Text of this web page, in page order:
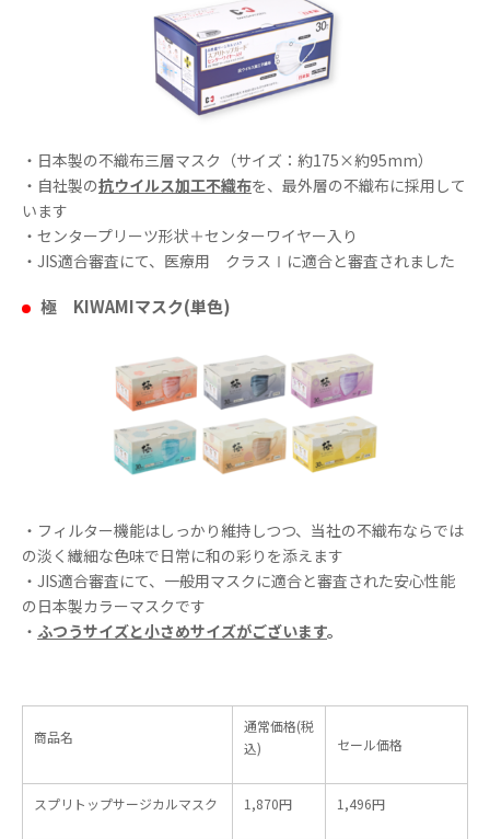
・日本製の不織布三層マスク（サイズ：約175×約95mm）
・自社製の抗ウイルス加工不織布を、最外層の不織布に採用して
います
・センタープリーツ形状＋センターワイヤー入り
・JIS適合審査にて、医療用 クラスⅠに適合と審査されました
極 KIWAMIマスク(単色)
・フィルター機能はしっかり維持しつつ、当社の不織布ならでは
の淡く繊細な色味で日常に和の彩りを添えます
・JIS適合審査にて、一般用マスクに適合と審査された安心性能
の日本製カラーマスクです
・ ふつうサイズと小さめサイズがございます。
商品名
通常価格(税
込)
セール価格
スプリトップサージカルマスク 1,870円 1,496円